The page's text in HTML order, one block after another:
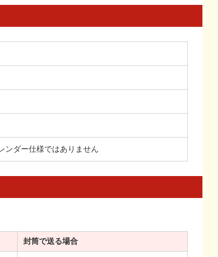
ンダー仕様ではありません
封筒で送る場合